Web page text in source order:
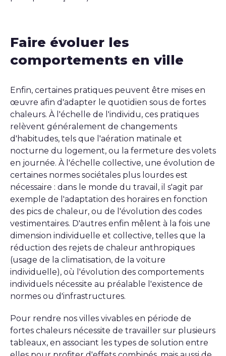
Faire évoluer les
comportements en ville
Enfin, certaines pratiques peuvent être mises en
œuvre afin d'adapter le quotidien sous de fortes
chaleurs. À l'échelle de l'individu, ces pratiques
relèvent généralement de changements
d'habitudes, tels que l'aération matinale et
nocturne du logement, ou la fermeture des volets
en journée. À l'échelle collective, une évolution de
certaines normes sociétales plus lourdes est
nécessaire : dans le monde du travail, il s'agit par
exemple de l'adaptation des horaires en fonction
des pics de chaleur, ou de l'évolution des codes
vestimentaires. D'autres enfin mêlent à la fois une
dimension individuelle et collective, telles que la
réduction des rejets de chaleur anthropiques
(usage de la climatisation, de la voiture
individuelle), où l'évolution des comportements
individuels nécessite au préalable l'existence de
normes ou d'infrastructures.
Pour rendre nos villes vivables en période de
fortes chaleurs nécessite de travailler sur plusieurs
tableaux, en associant les types de solution entre